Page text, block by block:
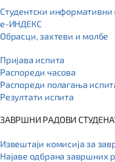
Студентски информативни
e-ИНДЕКС
Обрасци, захтеви и молбе
Пријава испита
Распореди часова
Распореди полагања
Резултати испита
ЗАВРШНИ РАДОВИ
Извештаји комисија за
Најаве одбрана завршних